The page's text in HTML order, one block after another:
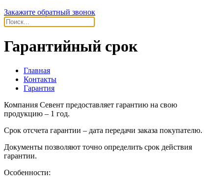
Закажите обратный звонок
Гарантийный срок
Главная
Контакты
Гарантия
Компания Севент предоставляет гарантию на свою
продукцию – 1 год.
Срок отсчета гарантии – дата передачи заказа покупателю.
Документы позволяют точно определить срок действия
гарантии.
Особенности: